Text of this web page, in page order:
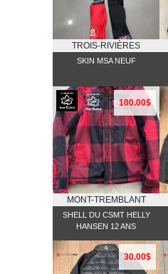
TROIS-RIVIÈRES
SKIN MSA NEUF
100.00$
MONT-TREMBLANT
SHELL DU CSMT HELLY
HANSEN 12 ANS
30.00$